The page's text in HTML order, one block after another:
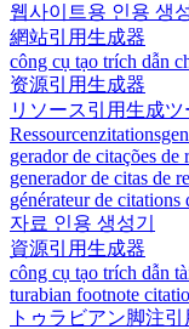
웹사이트용 인용 생
網站引用生成器
công cụ tạo trích dẫn
资源引用生成器
リソース引用生成ツ
gerador de citações de
generador de citas de
générateur de citations
자료 인용 생성기
資源引用生成器
công cụ tạo trích dẫn
turabian footnote
トゥラビアン脚注